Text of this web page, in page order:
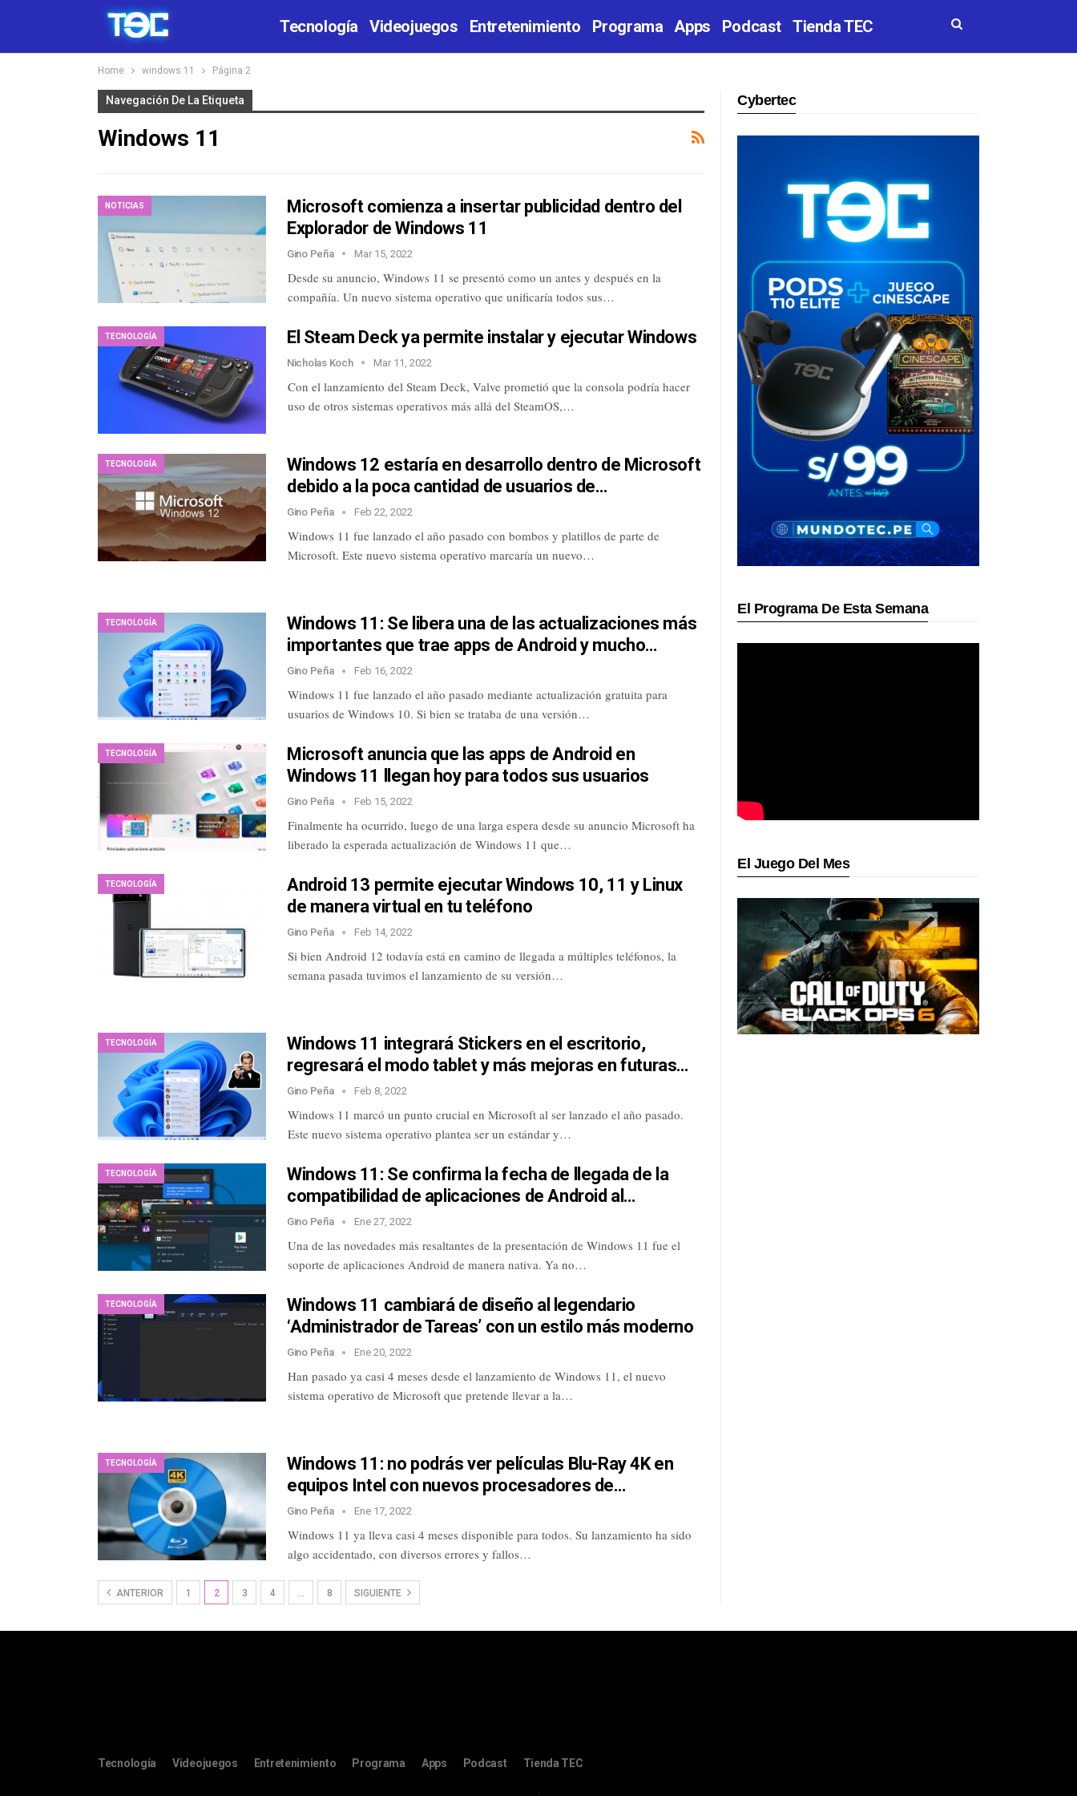
Tecnología Videojuegos Entretenimiento Programa Apps Podcast Tienda TEC
Home windows 11 Página 2
Navegación De La Etiqueta
Windows 11
NOTICIAS
Microsoft comienza a insertar publicidad dentro del
Explorador de Windows 11
Gino Peña Mar 15, 2022
Desde su anuncio, Windows 11 se presentó como un antes y después en la
compañía. Un nuevo sistema operativo que unificaría todos sus…
TECNOLOGÍA El Steam Deck ya permite instalar y ejecutar Windows
Nicholas Koch Mar 11, 2022
Con el lanzamiento del Steam Deck, Valve prometió que la consola podría hacer
uso de otros sistemas operativos más allá del SteamOS,…
TECNOLOGÍA
Windows 12 estaría en desarrollo dentro de Microsoft
debido a la poca cantidad de usuarios de…
Gino Peña Feb 22, 2022
Windows 11 fue lanzado el año pasado con bombos y platillos de parte de
Microsoft. Este nuevo sistema operativo marcaría un nuevo…
TECNOLOGÍA
Windows 11: Se libera una de las actualizaciones más
importantes que trae apps de Android y mucho…
Gino Peña Feb 16, 2022
Windows 11 fue lanzado el año pasado mediante actualización gratuita para
usuarios de Windows 10. Si bien se trataba de una versión…
TECNOLOGÍA
Microsoft anuncia que las apps de Android en
Windows 11 llegan hoy para todos sus usuarios
Gino Peña Feb 15, 2022
Finalmente ha ocurrido, luego de una larga espera desde su anuncio Microsoft ha
liberado la esperada actualización de Windows 11 que…
TECNOLOGÍA
Android 13 permite ejecutar Windows 10, 11 y Linux
de manera virtual en tu teléfono
Gino Peña Feb 14, 2022
Si bien Android 12 todavía está en camino de llegada a múltiples teléfonos, la
semana pasada tuvimos el lanzamiento de su versión…
TECNOLOGÍA
Windows 11 integrará Stickers en el escritorio,
regresará el modo tablet y más mejoras en futuras…
Gino Peña Feb 8, 2022
Windows 11 marcó un punto crucial en Microsoft al ser lanzado el año pasado.
Este nuevo sistema operativo plantea ser un estándar y…
TECNOLOGÍA
Windows 11: Se confirma la fecha de llegada de la
compatibilidad de aplicaciones de Android al…
Gino Peña Ene 27, 2022
Una de las novedades más resaltantes de la presentación de Windows 11 fue el
soporte de aplicaciones Android de manera nativa. Ya no…
TECNOLOGÍA
Windows 11 cambiará de diseño al legendario
‘Administrador de Tareas’ con un estilo más moderno
Gino Peña Ene 20, 2022
Han pasado ya casi 4 meses desde el lanzamiento de Windows 11, el nuevo
sistema operativo de Microsoft que pretende llevar a la…
TECNOLOGÍA
Windows 11: no podrás ver películas Blu-Ray 4K en
equipos Intel con nuevos procesadores de…
Gino Peña Ene 17, 2022
Windows 11 ya lleva casi 4 meses disponible para todos. Su lanzamiento ha sido
algo accidentado, con diversos errores y fallos…
ANTERIOR 1 2 3 4 … 8 SIGUIENTE
Cybertec
El Programa De Esta Semana
El Juego Del Mes
Tecnología Videojuegos Entretenimiento Programa Apps Podcast Tienda TEC